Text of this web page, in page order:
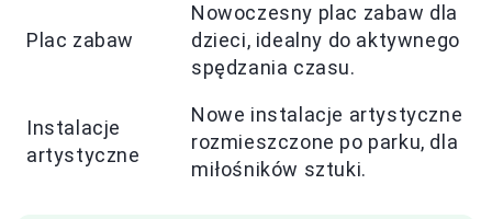
Plac zabaw
Nowoczesny plac zabaw dla
dzieci, idealny do aktywnego
spędzania czasu.
Instalacje
artystyczne
Nowe instalacje artystyczne
rozmieszczone po parku, dla
miłośników sztuki.